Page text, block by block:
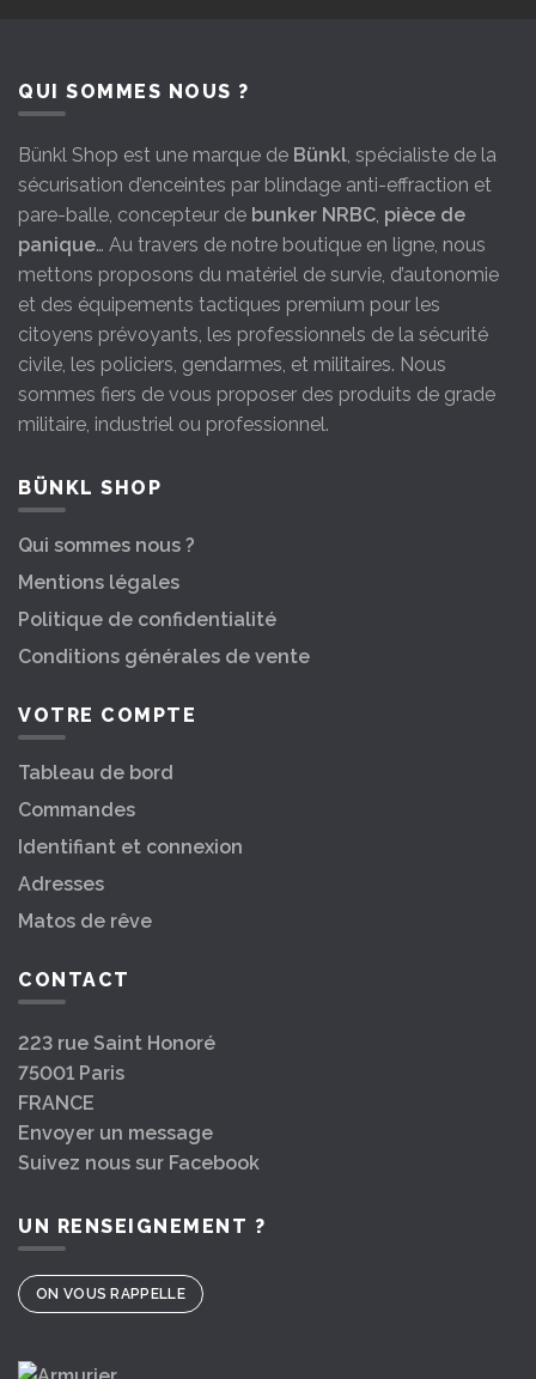
QUI SOMMES NOUS ?
Bünkl Shop est une marque de Bünkl, spécialiste de la
sécurisation d’enceintes par blindage anti-effraction et
pare-balle, concepteur de bunker NRBC, pièce de
panique… Au travers de notre boutique en ligne, nous
mettons proposons du matériel de survie, d’autonomie
et des équipements tactiques premium pour les
citoyens prévoyants, les professionnels de la sécurité
civile, les policiers, gendarmes, et militaires. Nous
sommes fiers de vous proposer des produits de grade
militaire, industriel ou professionnel.
BÜNKL SHOP
Qui sommes nous ?
Mentions légales
Politique de confidentialité
Conditions générales de vente
VOTRE COMPTE
Tableau de bord
Commandes
Identifiant et connexion
Adresses
Matos de rêve
CONTACT
223 rue Saint Honoré
75001 Paris
FRANCE
Envoyer un message
Suivez nous sur Facebook
UN RENSEIGNEMENT ?
ON VOUS RAPPELLE